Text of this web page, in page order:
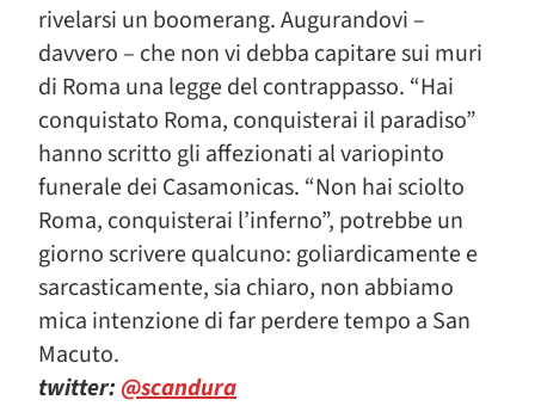
rivelarsi un boomerang. Augurandovi –
davvero – che non vi debba capitare sui muri
di Roma una legge del contrappasso. “Hai
conquistato Roma, conquisterai il paradiso”
hanno scritto gli affezionati al variopinto
funerale dei Casamonicas. “Non hai sciolto
Roma, conquisterai l’inferno”, potrebbe un
giorno scrivere qualcuno: goliardicamente e
sarcasticamente, sia chiaro, non abbiamo
mica intenzione di far perdere tempo a San
Macuto.
twitter:@scandura